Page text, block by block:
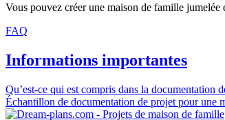
Vous pouvez créer une maison de famille
FAQ
Informations importantes
Qu’est-ce qui est compris dans la documentation
Échantillon de documentation de projet pour une